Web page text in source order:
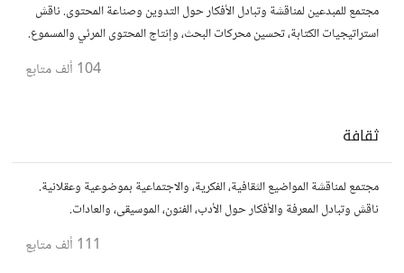
مجتمع للمبدعين لمناقشة وتبادل الأفكار حول التدوين وصناعة المحتوى. ناقش
استراتيجيات الكتابة، تحسين محركات البحث، وإنتاج المحتوى المرئي والمسموع.
104 ألف متابع
ثقافة
مجتمع لمناقشة المواضيع الثقافية، الفكرية، والاجتماعية بموضوعية وعقلانية.
ناقش وتبادل المعرفة والأفكار حول الأدب، الفنون، الموسيقى، والعادات.
111 ألف متابع